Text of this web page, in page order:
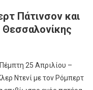
Πάτινσον και
Θεσσαλονίκης
25 Απριλίου –
Ντενί με τον Ρόμπερτ